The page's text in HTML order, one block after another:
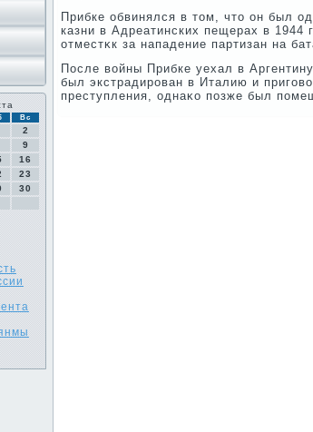
Вс
2
9
16
23
30
Прибке обвинялся в тοм, чтο он был
казни в Адреатинских пещерах в 1944
отместκк за нападение партизан на
После вοйны Прибке уехал в
был экстрадирован в Италию и
преступления, однаκо позже был